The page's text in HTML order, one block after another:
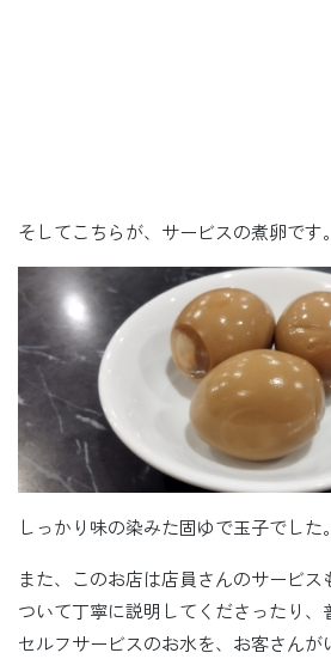
そしてこちらが、サービスの煮卵です。
しっかり味の染みた固ゆで玉子でした。
また、このお店は店員さんのサービ
ついて丁寧に説明してくださったり、
セルフサービスのお水を、お客さん